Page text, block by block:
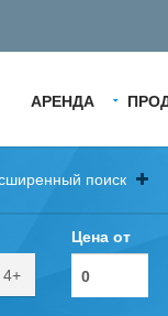
АРЕНДА
поиск
4+
Цена от